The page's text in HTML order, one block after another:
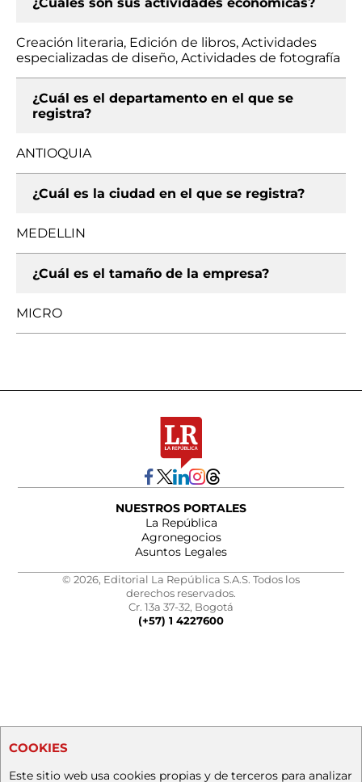
Creación literaria, Edición de libros, Actividades
especializadas de diseño, Actividades de fotografía
¿Cuál es el departamento en el que se
registra?
ANTIOQUIA
¿Cuál es la ciudad en el que se registra?
MEDELLIN
¿Cuál es el tamaño de la empresa?
MICRO
NUESTROS PORTALES
La República
Agronegocios
Asuntos Legales
© 2026, Editorial La República S.A.S. Todos los
derechos reservados.
Cr. 13a 37-32, Bogotá
(+57) 1 4227600
COOKIES
Este sitio web usa cookies propias y de terceros para analizar